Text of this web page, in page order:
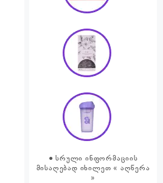
● სრული ინფორმაციის
მისაღებად იხილეთ « აღწერა
»